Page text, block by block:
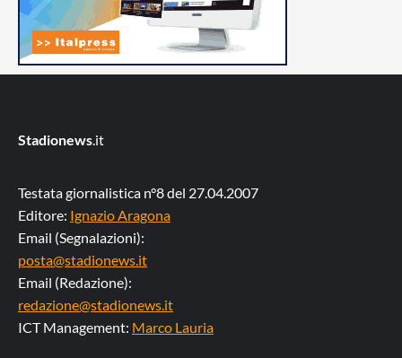
Stadionews.it
Testata giornalistica n°8 del 27.04.2007
Editore: Ignazio Aragona
Email (Segnalazioni):
posta@stadionews.it
Email (Redazione):
redazione@stadionews.it
ICT Management: Marco Lauria